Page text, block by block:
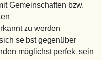
Gemeinschaften bzw.
zu werden
selbst gegenüber
möglichst perfekt sein